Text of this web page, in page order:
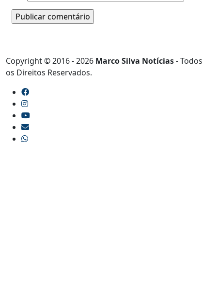
Copyright © 2016 - 2026 Marco Silva Notícias- Todos
os Direitos Reservados.